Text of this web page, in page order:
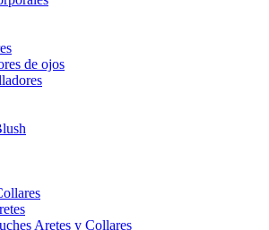
de ojos
Aretes y Collares